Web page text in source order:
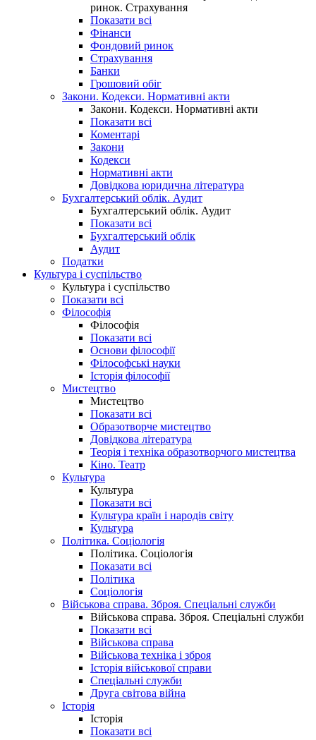
ринок. Страхування
Показати всі
Фінанси
Фондовий ринок
Страхування
Банки
Грошовий обіг
Закони. Кодекси. Нормативні акти
Закони. Кодекси. Нормативні акти
Показати всі
Коментарі
Закони
Кодекси
Нормативні акти
Довідкова юридична література
Бухгалтерський облік. Аудит
Бухгалтерський облік. Аудит
Показати всі
Бухгалтерський облік
Аудит
Податки
Культура і суспільство
Культура і суспільство
Показати всі
Філософія
Філософія
Показати всі
Основи філософії
Філософські науки
Історія філософії
Мистецтво
Мистецтво
Показати всі
Образотворче мистецтво
Довідкова література
Теорія і техніка образотворчого мистецтва
Кіно. Театр
Культура
Культура
Показати всі
Культура країн і народів світу
Культура
Політика. Соціологія
Політика. Соціологія
Показати всі
Політика
Соціологія
Військова справа. Зброя. Спеціальні служби
Військова справа. Зброя. Спеціальні служби
Показати всі
Військова справа
Військова техніка і зброя
Історія військової справи
Спеціальні служби
Друга світова війна
Історія
Історія
Показати всі